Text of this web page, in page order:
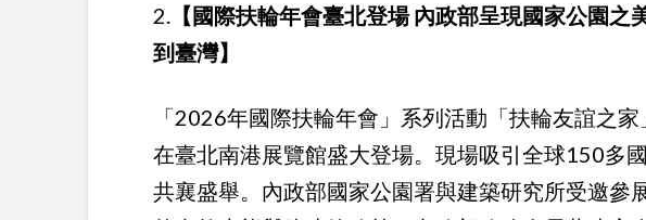
2.
【國際扶輪年會臺北登場 內政部呈現國家公園之
到臺灣】
「2026年國際扶輪年會」系列活動「扶輪友誼之
在臺北南港展覽館盛大登場。現場吸引全球150多
共襄盛舉。內政部國家公園署與建築研究所受邀參